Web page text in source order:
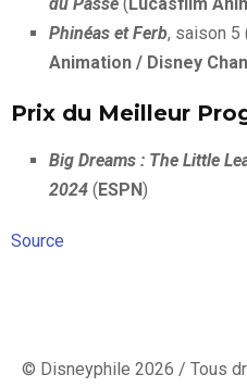
Phinéas et Ferb, saison 5
Animation / Disney
Prix du Meilleur
Big Dreams : The Little
2024 ( ESPN)
Source
© Disneyphile 2026 / Tous